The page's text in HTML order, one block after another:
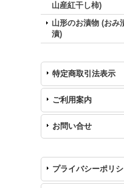
山産紅干し柿)
山形のお漬物 (おみ
漬)
特定商取引法表示
ご利用案内
お問い合せ
プライバシーポリ